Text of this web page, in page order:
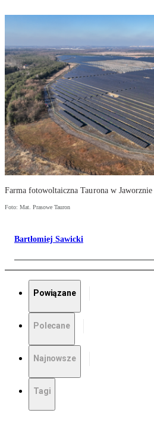
Farma fotowoltaiczna Taurona w Jaworznie
Foto: Mat. Prasowe Tauron
Bartłomiej Sawicki
Powiązane
Polecane
Najnowsze
Tagi